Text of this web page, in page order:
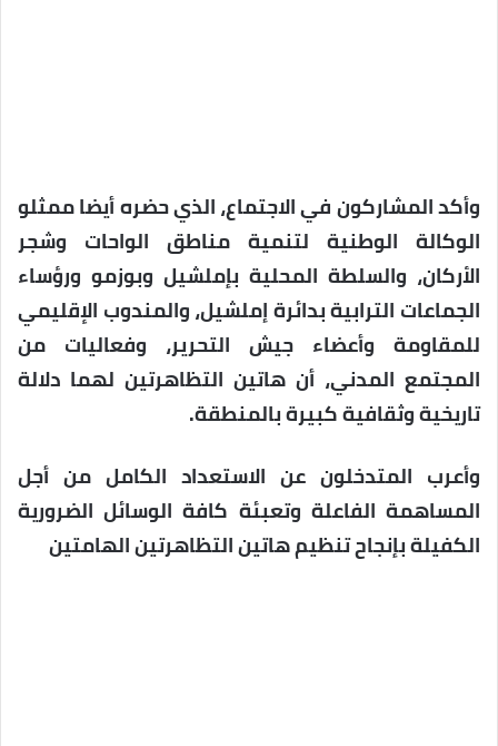
وأكد المشاركون في الاجتماع، الذي حضره أيضا ممثلو
الوكالة الوطنية لتنمية مناطق الواحات وشجر
الأركان، والسلطة المحلية بإملشيل وبوزمو ورؤساء
الجماعات الترابية بدائرة إملشيل، والمندوب الإقليمي
للمقاومة وأعضاء جيش التحرير، وفعاليات من
المجتمع المدني، أن هاتين التظاهرتين لهما دلالة
تاريخية وثقافية كبيرة بالمنطقة.
وأعرب المتدخلون عن الاستعداد الكامل من أجل
المساهمة الفاعلة وتعبئة كافة الوسائل الضرورية
الكفيلة بإنجاح تنظيم هاتين التظاهرتين الهامتين